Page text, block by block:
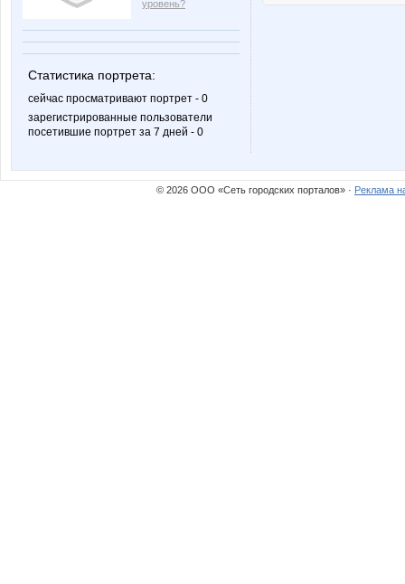
уровень?
Статистика портрета:
сейчас просматривают портрет - 0
зарегистрированные пользователи
посетившие портрет за 7 дней - 0
© 2026 ООО «Сеть городских порталов» · Реклама